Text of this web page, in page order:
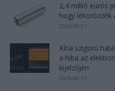
2,4 millió eurós
hogy lekörözzék
2026-08-07
Kína szigorú
a hiba az
kijelzőjén
2026-08-05